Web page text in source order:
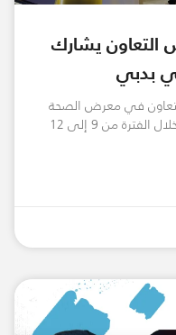
يشارك
بدبي
في معرض الصحة
من 9 إلى 12